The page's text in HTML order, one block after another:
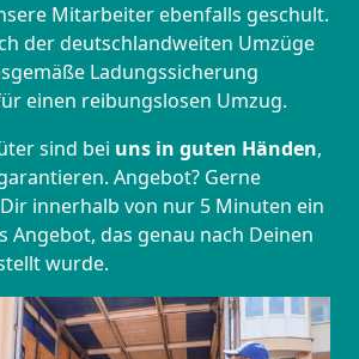
Mitarbeiter ebenfalls geschult.
der deutschlandweiten Umzüge
Ladungssicherung
einen reibungslosen Umzug.
sind bei uns in guten Händen,
Angebot? Gerne
innerhalb von nur 5 Minuten ein
Angebot, das genau nach Deinen
wurde.